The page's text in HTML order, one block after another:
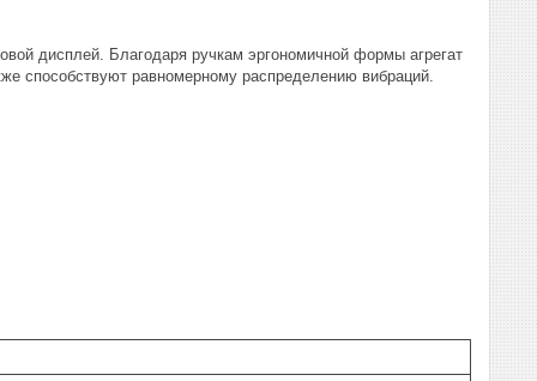
дисплей. Благодаря ручкам эргономичной формы агрегат
способствуют равномерному распределению вибраций.